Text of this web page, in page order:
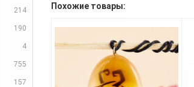
214
190
4
755
157
Похожие товары: